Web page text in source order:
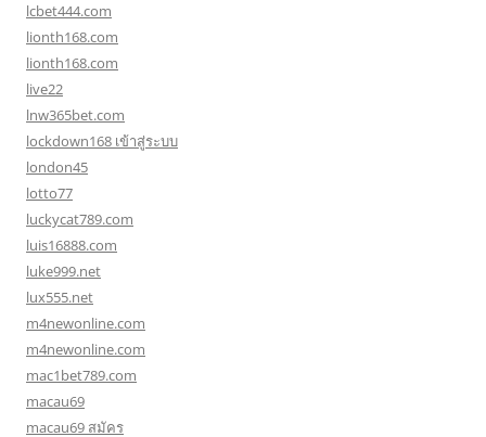
lcbet444.com
lionth168.com
lionth168.com
live22
lnw365bet.com
lockdown168 เข้าสู่ระบบ
london45
lotto77
luckycat789.com
luis16888.com
luke999.net
lux555.net
m4newonline.com
m4newonline.com
mac1bet789.com
macau69
macau69 สมัคร